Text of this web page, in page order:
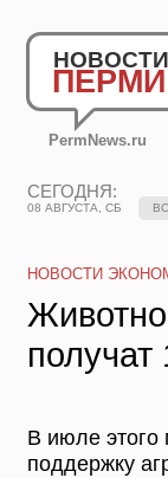
НОВОСТИ
ПЕРМИ
PermNews.ru
СЕГОДНЯ:
08 АВГУСТА, СБ
НОВОСТИ
В июле
поддержку